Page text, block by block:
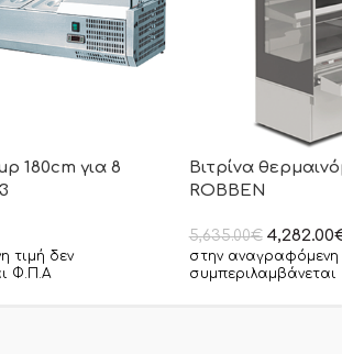
180cm για 8
τιμή δεν
Φ.Π.Α
Βιτρίνα
ROBBEN
5,635.00€ 4,282.00
στην αναγραφόμενη